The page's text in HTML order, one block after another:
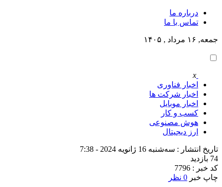
درباره ما
تماس با ما
جمعه, ۱۶ مرداد , ۱۴۰۵
x
اخبار فناوری
اخبار شرکت ها
اخبار موبایل
کسب و کار
هوش مصنوعی
ارز دیجیتال
تاریخ انتشار : سه‌شنبه 16 ژانویه 2024 - 7:38
74 بازدید
کد خبر : 7796
چاپ خبر 0 نظر